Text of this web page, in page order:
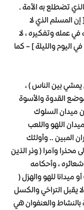
تضطلع به الأمة .
المسلم الذي لا
عمله وتفكيره ، لا
اليوم والليلة ] – كما
يمشي بين الناس ) ،
القدوة والأسوة
ميدان السلوك
اللهو واللعب
المبين .. وأولئك
محذرا وآمرا ( وذر الذين
، وأحكامه
ميدانا للهو والهزل (
يقبل التراخي والكسل
بالنشاط والعنفوان هي